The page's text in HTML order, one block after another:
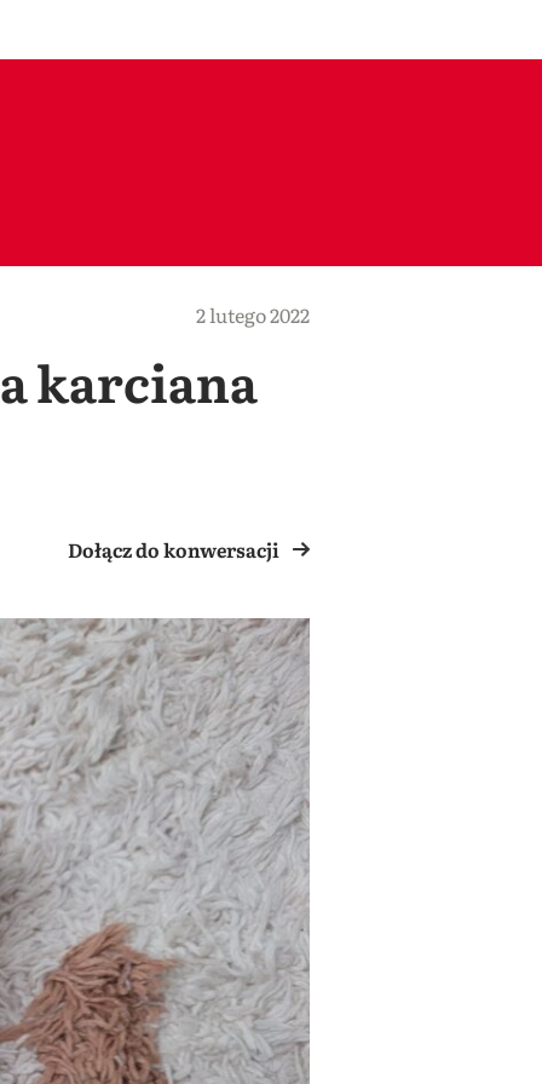
2 lutego 2022
karciana
Dołącz do konwersacji